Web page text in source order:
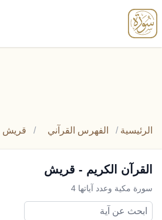
الرئيسية / الفهرس القرآني / قريش
القرآن الكريم - قريش
سورة مكية وعدد آياتها 4